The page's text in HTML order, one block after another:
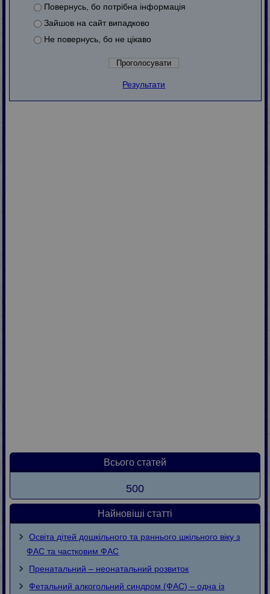
Повернусь, бо потрібна інформація
Зайшов на сайт випадково
Не повернусь, бо не цікаво
Результати
Всього статей
500
Найновіші статті
Освіта дітей дошкільного та раннього шкільного віку з
ФАС та частковим ФАС
Пренатальний – неонатальний розвиток
Фетальний алкогольний синдром (ФАС) – одна із